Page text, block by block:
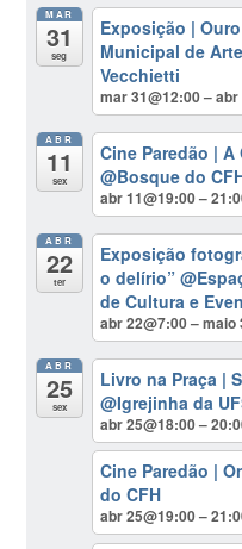
MAR
31
seg
Exposição |
Municipal de
Vecchietti
mar 31@12:00 –
ABR
11
sex
Cine Paredão |
@Bosque do
abr 11@19:00 –
ABR
22
ter
Exposição
o delírio”
de Cultura e
abr 22@7:00 – maio
ABR
25
sex
Livro na Praça |
@Igrejinha da
abr 25@18:00 –
Cine Paredão |
do CFH
abr 25@19:00 –